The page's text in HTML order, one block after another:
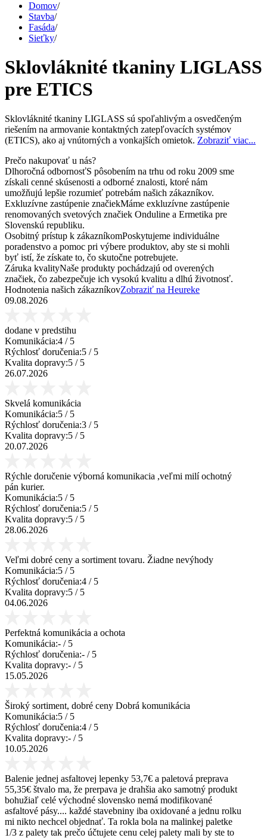
Domov/
Stavba/
Fasáda/
Sieťky/
Sklovláknité tkaniny LIGLASS
pre ETICS
Sklovláknité tkaniny LIGLASS sú spoľahlivým a osvedčeným
riešením na armovanie kontaktných zatepľovacích systémov
(ETICS), ako aj vnútorných a vonkajších omietok. Zobraziť viac...
Prečo nakupovať u nás?
Dlhoročná odbornosťS pôsobením na trhu od roku 2009 sme
získali cenné skúsenosti a odborné znalosti, ktoré nám
umožňujú lepšie rozumieť potrebám našich zákazníkov.
Exkluzívne zastúpenie značiekMáme exkluzívne zastúpenie
renomovaných svetových značiek Onduline a Ermetika pre
Slovenskú republiku.
Osobitný prístup k zákazníkomPoskytujeme individuálne
poradenstvo a pomoc pri výbere produktov, aby ste si mohli
byť istí, že získate to, čo skutočne potrebujete.
Záruka kvalityNaše produkty pochádzajú od overených
značiek, čo zabezpečuje ich vysokú kvalitu a dlhú životnosť.
Hodnotenia našich zákazníkovZobraziť na Heureke
09.08.2026
dodane v predstihu
Komunikácia:4 / 5
Rýchlosť doručenia:5 / 5
Kvalita dopravy:5 / 5
26.07.2026
Skvelá komunikácia
Komunikácia:5 / 5
Rýchlosť doručenia:3 / 5
Kvalita dopravy:5 / 5
20.07.2026
Rýchle doručenie výborná komunikacia ,veľmi milí ochotný
pán kurier.
Komunikácia:5 / 5
Rýchlosť doručenia:5 / 5
Kvalita dopravy:5 / 5
28.06.2026
Veľmi dobré ceny a sortiment tovaru. Žiadne nevýhody
Komunikácia:5 / 5
Rýchlosť doručenia:4 / 5
Kvalita dopravy:5 / 5
04.06.2026
Perfektná komunikácia a ochota
Komunikácia:- / 5
Rýchlosť doručenia:- / 5
Kvalita dopravy:- / 5
15.05.2026
Široký sortiment, dobré ceny Dobrá komunikácia
Komunikácia:5 / 5
Rýchlosť doručenia:4 / 5
Kvalita dopravy:- / 5
10.05.2026
Balenie jednej asfaltovej lepenky 53,7€ a paletová preprava
55,35€ štvalo ma, že prerpava je drahšia ako samotný produkt
bohužiaľ celé východné slovensko nemá modifikované
asfaltové pásy.... každé stavebniny iba oxidované a jednu rolku
mi nikto nechcel objednať. Ta rokla bola na malinkej paletke
1/3 z palety tak prečo účtujete cenu celej palety mali by ste to